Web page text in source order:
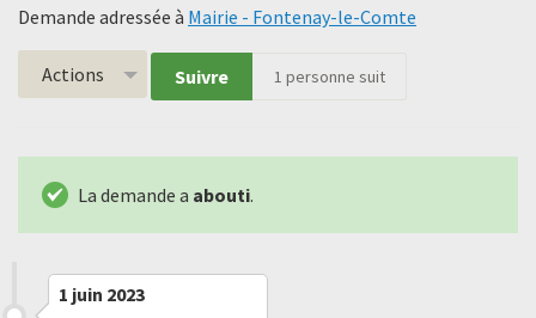
Demande adressée à Mairie - Fontenay-le-Comte
Actions Suivre 1 personne suit
La demande a abouti.
1 juin 2023